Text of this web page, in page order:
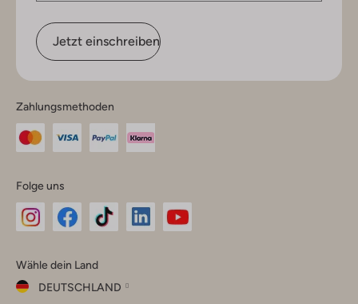
Jetzt einschreiben
Zahlungsmethoden
Folge uns
Instagram
Facebook
TikTok
Wähle dein Land
DEUTSCHLAND